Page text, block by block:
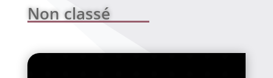
Non classé